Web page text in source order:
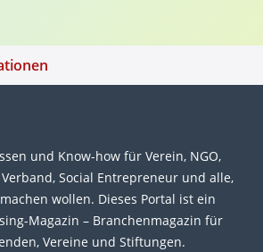
und Know-how für Ver­ein, NGO,
Social Entre­pre­neur und alle,
wol­len. Die­ses Por­tal ist ein
Magazin – Bran­chen­magazin für
Ver­eine und Stif­tun­gen.